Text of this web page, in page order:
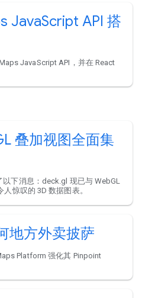
JavaScript API 搭
JavaScript API，并在 React
叠加视图全面集
下消息：deck.gl 现已与 WebGL
惊叹的 3D 数据图表。
地方外卖披萨
Platform 强化其 Pinpoint